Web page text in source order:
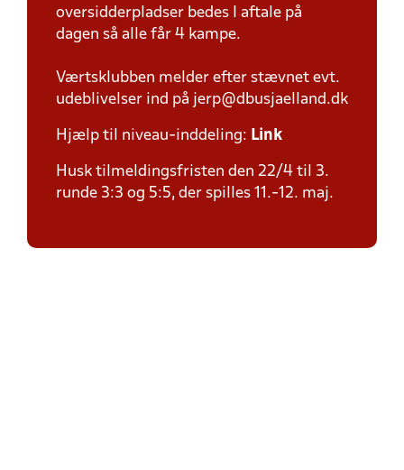
oversidderpladser bedes I aftale på
dagen så alle får 4 kampe.
Værtsklubben melder efter stævnet evt.
udeblivelser ind på jerp@dbusjaelland.dk
Hjælp til niveau-inddeling: Link
Husk tilmeldingsfristen den 22/4 til 3.
runde 3:3 og 5:5, der spilles 11.-12. maj.